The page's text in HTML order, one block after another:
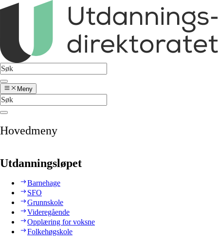
Meny
Hovedmeny
Utdanningsløpet
Barnehage
SFO
Grunnskole
Videregående
Opplæring for voksne
Folkehøgskole